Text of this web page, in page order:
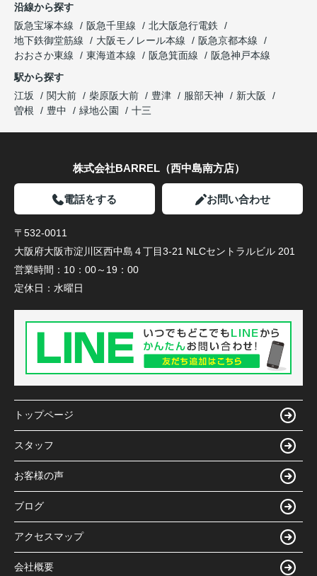
沿線から探す
阪急宝塚本線
阪急千里線
北大阪急行電鉄
地下鉄御堂筋線
大阪モノレール本線
阪急京都本線
おおさか東線
東海道本線 阪急箕面線
阪急神戸本線
駅から探す
江坂
関大前 柴原阪大前 豊津 服部天神
新大阪
曽根
豊中 緑地公園 十三
株式会社BARREL（西中島南方店）
電話をする お問い合わせ
〒532-0011
大阪府大阪市淀川区西中島４丁目3-21 NLCセントラルビル 201
営業時間： 10：00～19：00
定休日： 水曜日
トップページ
スタッフ
お客様の声
ブログ
アクセスマップ
会社概要